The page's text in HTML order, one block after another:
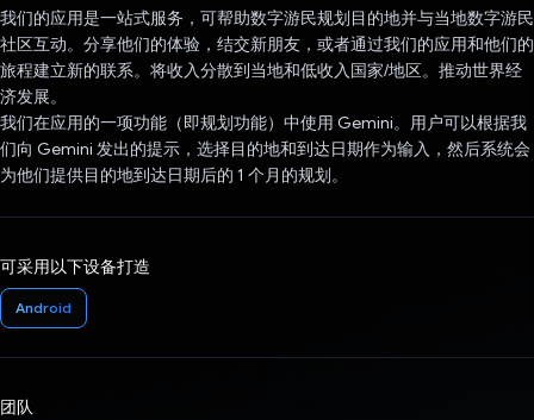
我们的应用是一站式服务，可帮助数字游民规划目的地并与当地数字游民
社区互动。分享他们的体验，结交新朋友，或者通过我们的应用和他们的
旅程建立新的联系。将收入分散到当地和低收入国家/地区。推动世界经
济发展。
我们在应用的一项功能（即规划功能）中使用 Gemini。用户可以根据我
们向 Gemini 发出的提示，选择目的地和到达日期作为输入，然后系统会
为他们提供目的地到达日期后的 1 个月的规划。
可采用以下设备打造
Android
团队